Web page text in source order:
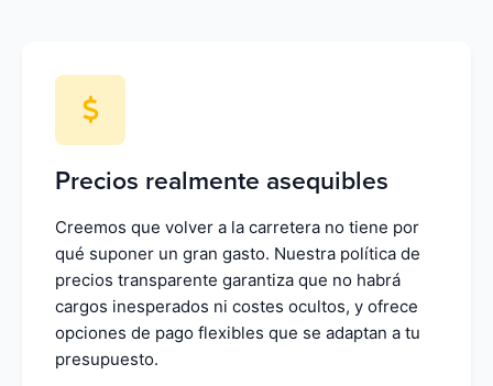
Precios realmente asequibles
Creemos que volver a la carretera no tiene por
qué suponer un gran gasto. Nuestra política de
precios transparente garantiza que no habrá
cargos inesperados ni costes ocultos, y ofrece
opciones de pago flexibles que se adaptan a tu
presupuesto.